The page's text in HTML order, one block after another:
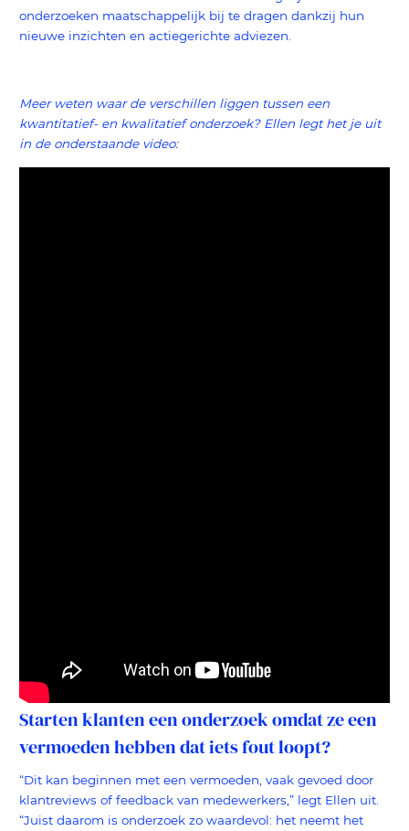
onderzoeken maatschappelijk bij te dragen dankzij hun
nieuwe inzichten en actiegerichte adviezen.
Meer weten waar de verschillen liggen tussen een
kwantitatief- en kwalitatief onderzoek? Ellen legt het je uit
in de onderstaande video:
Starten klanten een onderzoek omdat ze een
vermoeden hebben dat iets fout loopt?
“Dit kan beginnen met een vermoeden, vaak gevoed door
klantreviews of feedback van medewerkers,” legt Ellen uit.
“Juist daarom is onderzoek zo waardevol: het neemt het